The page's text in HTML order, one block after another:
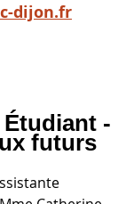
dijon.fr
-
futurs